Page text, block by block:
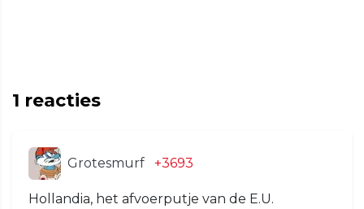
1 reacties
Grotesmurf +3693
Hollandia, het afvoerputje van de E.U.